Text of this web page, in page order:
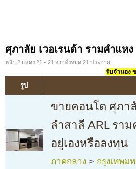
ศุภาลัย เวอเรนด้า รามคำแหง
หน้า 2 แสดง 21 - 21 จากทั้งหมด 21 ประกาศ
รับจำนอง
รูป
ขายคอนโด ศุภา
ลำสาลี ARL รา
อยู่เองหรือลงทุน
ภาคกลาง > กรุงเทพม